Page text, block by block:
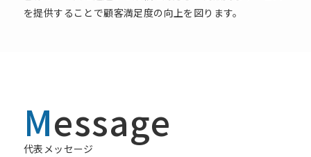
を提供することで顧客満足度の向上を図ります。
Message
代表メッセージ